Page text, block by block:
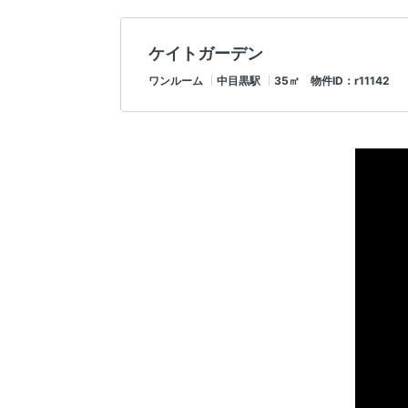
ケイトガーデン
ワンルーム 中目黒駅 35㎡ 物件ID：r11142